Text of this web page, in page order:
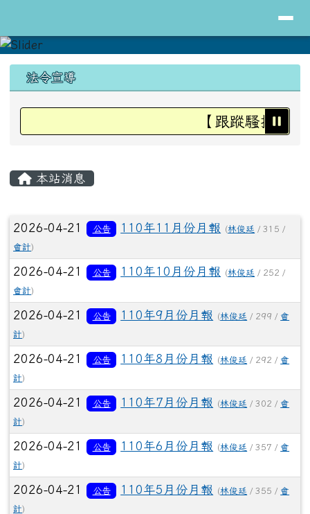
上中區域內容
法令宣導
【跟蹤騷擾防
本站消息
文章列表
2026-04-21 公告 110年11月份月報 (林俊廷 / 315 /
會計)
2026-04-21 公告 110年10月份月報 (林俊廷 / 252 /
會計)
2026-04-21 公告 110年9月份月報 (林俊廷 / 299 /會
計)
2026-04-21 公告 110年8月份月報 (林俊廷 / 292 /會
計)
2026-04-21 公告 110年7月份月報 (林俊廷 / 302 /會
計)
2026-04-21 公告 110年6月份月報 (林俊廷 / 357 /會
計)
2026-04-21 公告 110年5月份月報 (林俊廷 / 355 /會
計)
頁尾區域